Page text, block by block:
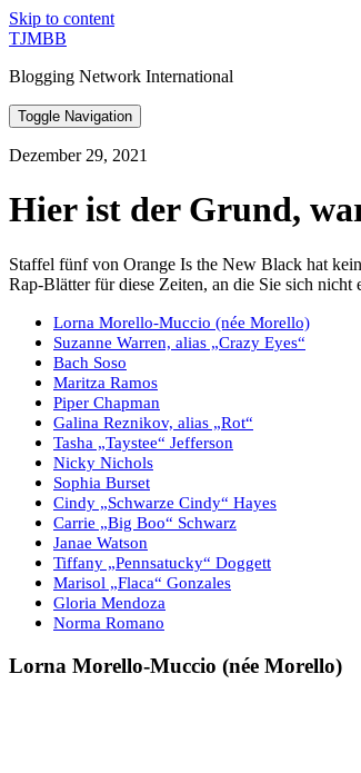
Skip to content
TJMBB
Blogging Network International
Toggle Navigation
Dezember 29, 2021
Hier ist der Grund,
Staffel fünf von Orange Is the New Black hat
Rap-Blätter für diese Zeiten, an die Sie sich
Lorna Morello-Muccio (née Morello)
Suzanne Warren, alias „Crazy Eyes“
Bach Soso
Maritza Ramos
Piper Chapman
Galina Reznikov, alias „Rot“
Tasha „Taystee“ Jefferson
Nicky Nichols
Sophia Burset
Cindy „Schwarze Cindy“ Hayes
Carrie „Big Boo“ Schwarz
Janae Watson
Tiffany „Pennsatucky“ Doggett
Marisol „Flaca“ Gonzales
Gloria Mendoza
Norma Romano
Lorna Morello-Muccio (née Morello)